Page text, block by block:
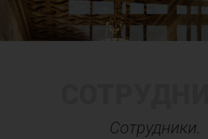
Сотрудники.